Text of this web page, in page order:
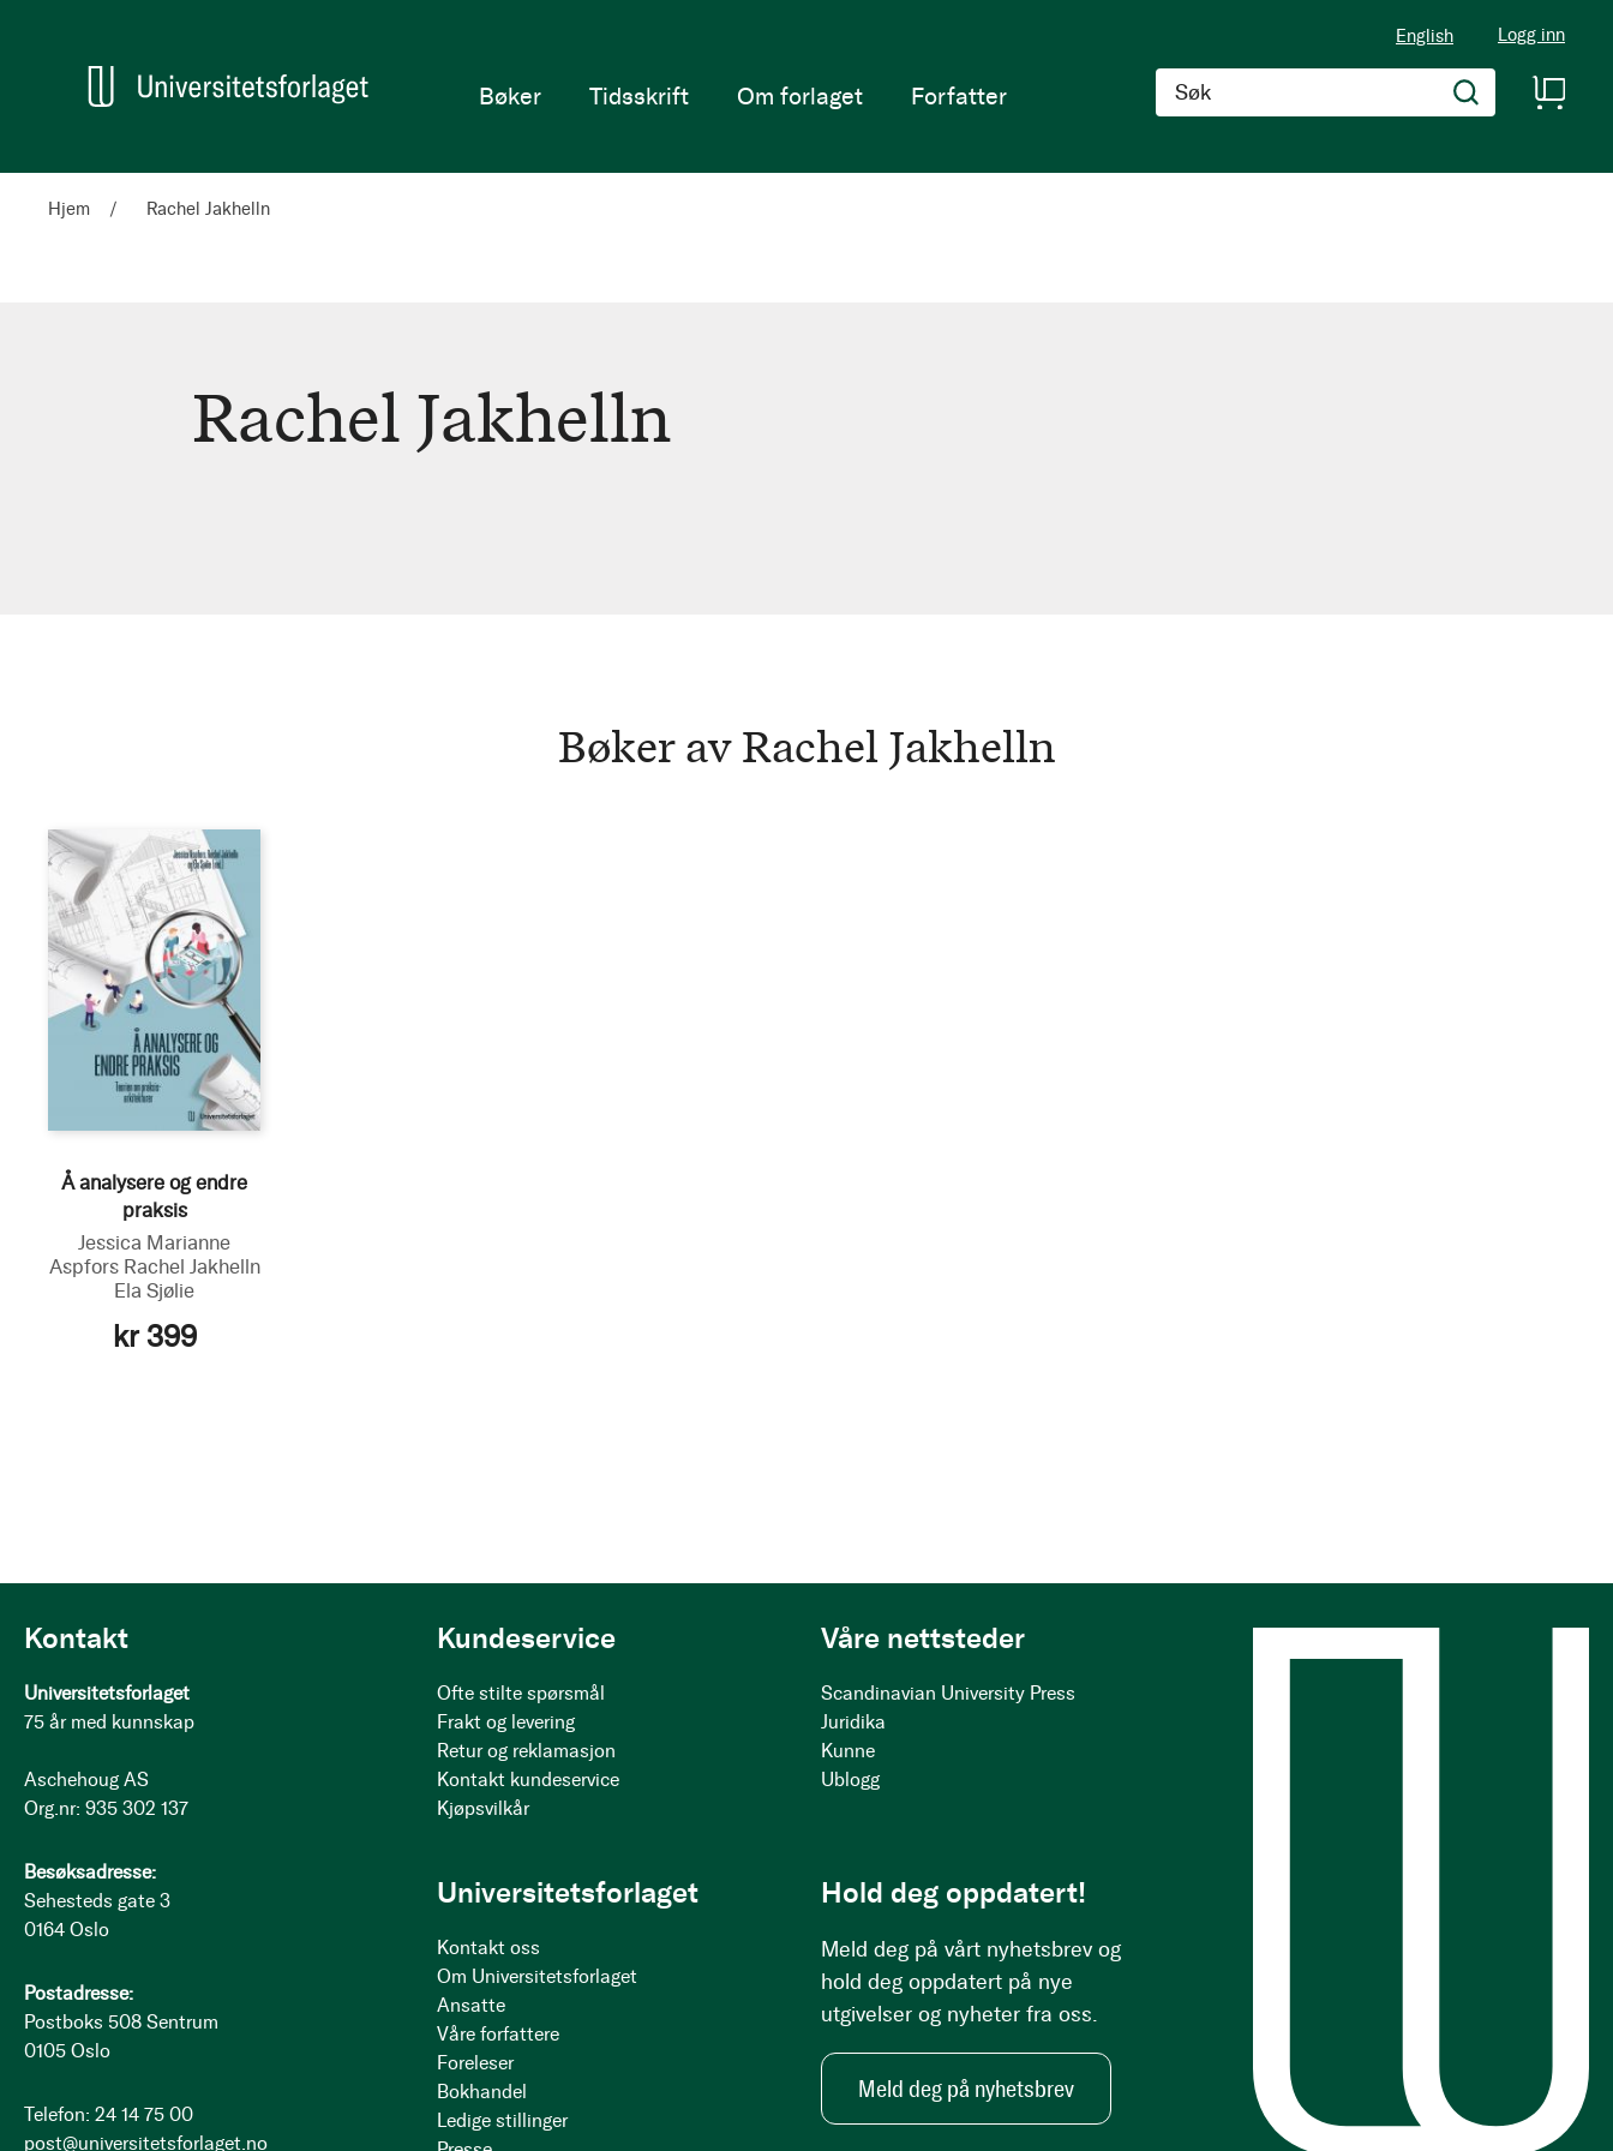
English Logg inn
Søk
Hjem
Bøker Tidsskrift Om forlaget Forfatter
Hjem Rachel Jakhelln
RachelRachel Jakhelln
Bøker av Rachel Jakhelln
Å analysere og endre
praksis
Jessica Marianne
Aspfors Rachel Jakhelln
Ela Sjølie
kr 399
Kontakt
Universitetsforlaget
75 år med kunnskap
Aschehoug AS
Org.nr: 935 302 137
Besøksadresse:
Sehesteds gate 3
0164 Oslo
Postadresse:
Postboks 508 Sentrum
0105 Oslo
Telefon: 24 14 75 00
post@universitetsforlaget.no
Kundeservice
Ofte stilte spørsmål
Frakt og levering
Retur og reklamasjon
Kontakt kundeservice
Kjøpsvilkår
Våre nettsteder
Scandinavian University Press
Juridika
Kunne
Ublogg
Universitetsforlaget
Kontakt oss
Om Universitetsforlaget
Ansatte
Våre forfattere
Foreleser
Bokhandel
Ledige stillinger
Hold deg oppdatert!
Meld deg på vårt nyhetsbrev og
hold deg oppdatert på nye
utgivelser og nyheter fra oss.
Meld deg på nyhetsbrev